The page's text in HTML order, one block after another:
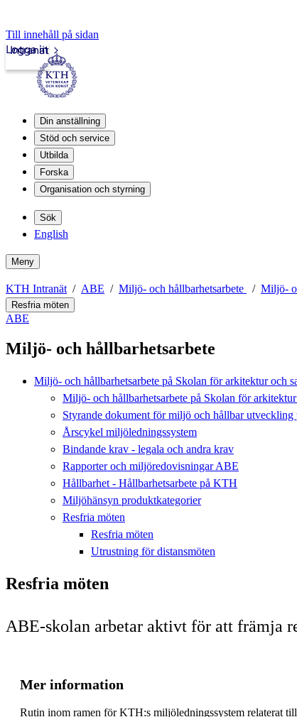
Till innehåll på sidan
Intranät
Logga in
Din anställning
Stöd och service
Utbilda
Forska
Organisation och styrning
Sök
English
Meny
KTH Intranät ABE Miljö- och hållbarhetsarbete Miljö-
Resfria möten
ABE
Miljö- och hållbarhetsarbete
Miljö- och hållbarhetsarbete på Skolan för arkitektur och
Miljö- och hållbarhetsarbete på Skolan för
Styrande dokument för miljö och hållbar utveckling
Årscykel miljöledningssystem
Bindande krav - legala och andra krav
Rapporter och miljöredovisningar ABE
Hållbarhet - Hållbarhetsarbete på KTH
Miljöhänsyn produktkategorier
Resfria möten
Resfria möten
Utrustning för distansmöten
Resfria möten
ABE-skolan arbetar aktivt för att främja
Mer information
Rutin inom ramen för KTH:s miljöledningssystem relaterat